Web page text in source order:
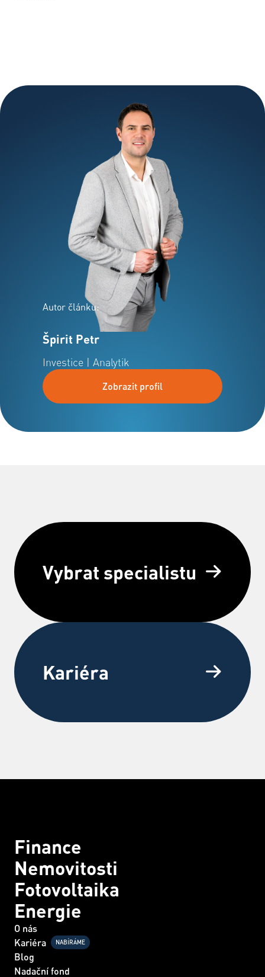
Autor článku:
Špirit Petr
Investice | Analytik
Zobrazit profil
Vybrat specialistu
Kariéra
Finance
Nemovitosti
Fotovoltaika
Energie
O nás
Kariéra
NABÍRÁME
Blog
Nadační fond